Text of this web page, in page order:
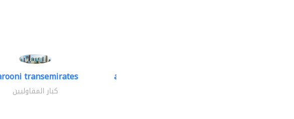
transemirates
كبار المقاوليين
accurate bldh cont..